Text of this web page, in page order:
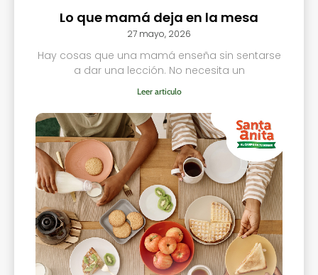
Lo que mamá deja en la mesa
27 mayo, 2026
Hay cosas que una mamá enseña sin sentarse
a dar una lección. No necesita un
Leer articulo